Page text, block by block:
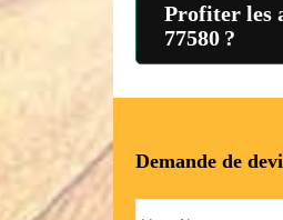
Profiter les
77580 ?
Demande de